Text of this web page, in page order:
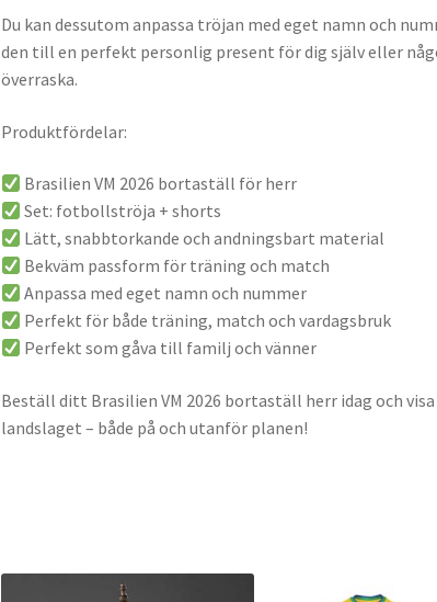
Du kan dessutom anpassa tröjan med eget namn och
den till en perfekt personlig present för dig själv eller
överraska.
Produktfördelar:
Brasilien VM 2026 bortaställ för herr
Set: fotbollströja + shorts
Lätt, snabbtorkande och andningsbart material
Bekväm passform för träning och match
Anpassa med eget namn och nummer
Perfekt för både träning, match och vardagsbruk
Perfekt som gåva till familj och vänner
Beställ ditt Brasilien VM 2026 bortaställ herr idag och
landslaget – både på och utanför planen!